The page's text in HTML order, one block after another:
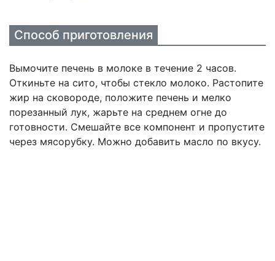
Способ приготовления
Вымочите печень в молоке в течение 2 часов.
Откиньте на сито, чтобы стекло молоко. Растопите
жир на сковороде, положите печень и мелко
порезанный лук, жарьте на среднем огне до
готовности. Смешайте все компонент и пропустите
через мясорубку. Можно добавить масло по вкусу.